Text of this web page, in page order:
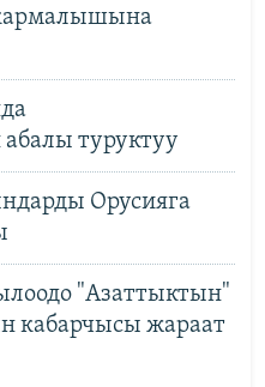
туруктуу
Орусияга
"Азаттыктын"
кабарчысы жараат